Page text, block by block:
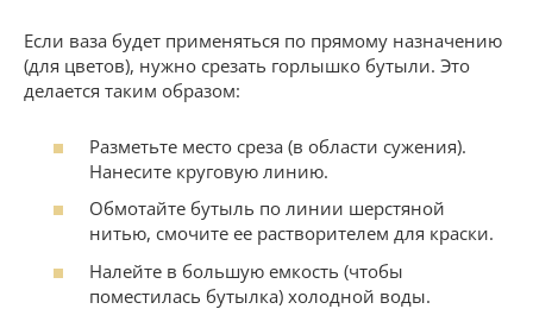
Если ваза будет применяться по прямому назначению
(для цветов), нужно срезать горлышко бутыли. Это
делается таким образом:
Разметьте место среза (в области сужения).
Нанесите круговую линию.
Обмотайте бутыль по линии шерстяной
нитью, смочите ее растворителем для краски.
Налейте в большую емкость (чтобы
поместилась бутылка) холодной воды.